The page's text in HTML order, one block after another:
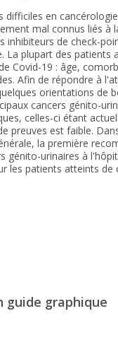
en
mal connus liés à
de check-
plupart des patients
Covid-19 : âge,
Afin de répondre à
orientations de
cancers génito-
celles-ci étant
preuves est faible.
la première
génito-urinaires à
les patients atteints de
guide graphique